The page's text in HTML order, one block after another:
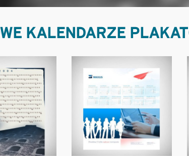
KALENDARZE